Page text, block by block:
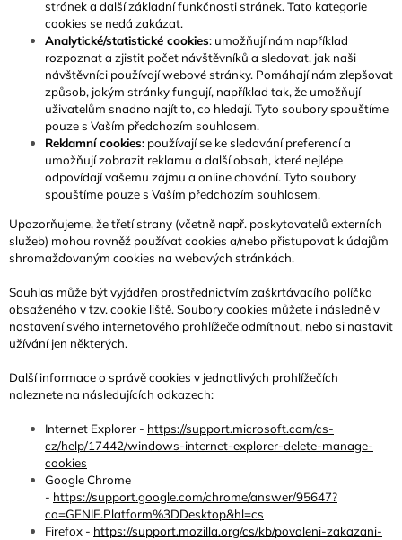
stránek a další základní funkčnosti stránek. Tato kategorie
cookies se nedá zakázat.
Analytické/statistické cookies: umožňují nám například
rozpoznat a zjistit počet návštěvníků a sledovat, jak naši
návštěvníci používají webové stránky. Pomáhají nám zlepšovat
způsob, jakým stránky fungují, například tak, že umožňují
uživatelům snadno najít to, co hledají. Tyto soubory spouštíme
pouze s Vaším předchozím souhlasem.
Reklamní cookies: používají se ke sledování preferencí a
umožňují zobrazit reklamu a další obsah, které nejlépe
odpovídají vašemu zájmu a online chování. Tyto soubory
spouštíme pouze s Vaším předchozím souhlasem.
Upozorňujeme, že třetí strany (včetně např. poskytovatelů externích
služeb) mohou rovněž používat cookies a/nebo přistupovat k údajům
shromažďovaným cookies na webových stránkách.
Souhlas může být vyjádřen prostřednictvím zaškrtávacího políčka
obsaženého v tzv. cookie liště. Soubory cookies můžete i následně v
nastavení svého internetového prohlížeče odmítnout, nebo si nastavit
užívání jen některých.
Další informace o správě cookies v jednotlivých prohlížečích
naleznete na následujících odkazech:
Internet Explorer - https://support.microsoft.com/cs-
cz/help/17442/windows-internet-explorer-delete-manage-
cookies
Google Chrome
- https://support.google.com/chrome/answer/95647?
co=GENIE.Platform%3DDesktop&hl=cs
Firefox - https://support.mozilla.org/cs/kb/povoleni-zakazani-